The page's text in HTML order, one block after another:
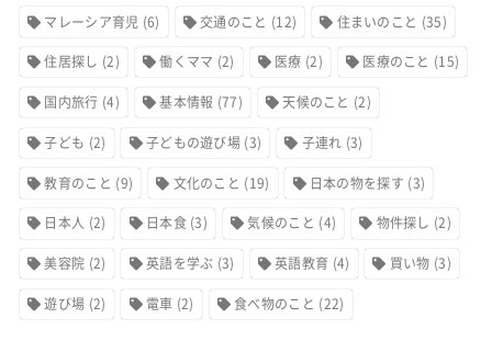
マレーシア育児 (6) 交通のこと (12) 住まいのこと (35)
住居探し (2) 働くママ (2) 医療 (2) 医療のこと (15)
国内旅行 (4) 基本情報 (77) 天候のこと (2)
子ども (2) 子どもの遊び場 (3) 子連れ (3)
教育のこと (9) 文化のこと (19) 日本の物を探す (3)
日本人 (2) 日本食(3) 気候のこと (4) 物件探し (2)
美容院 (2) 英語を学ぶ (3) 英語教育 (4) 買い物 (3)
遊び場 (2) 電車 (2) 食べ物のこと (22)